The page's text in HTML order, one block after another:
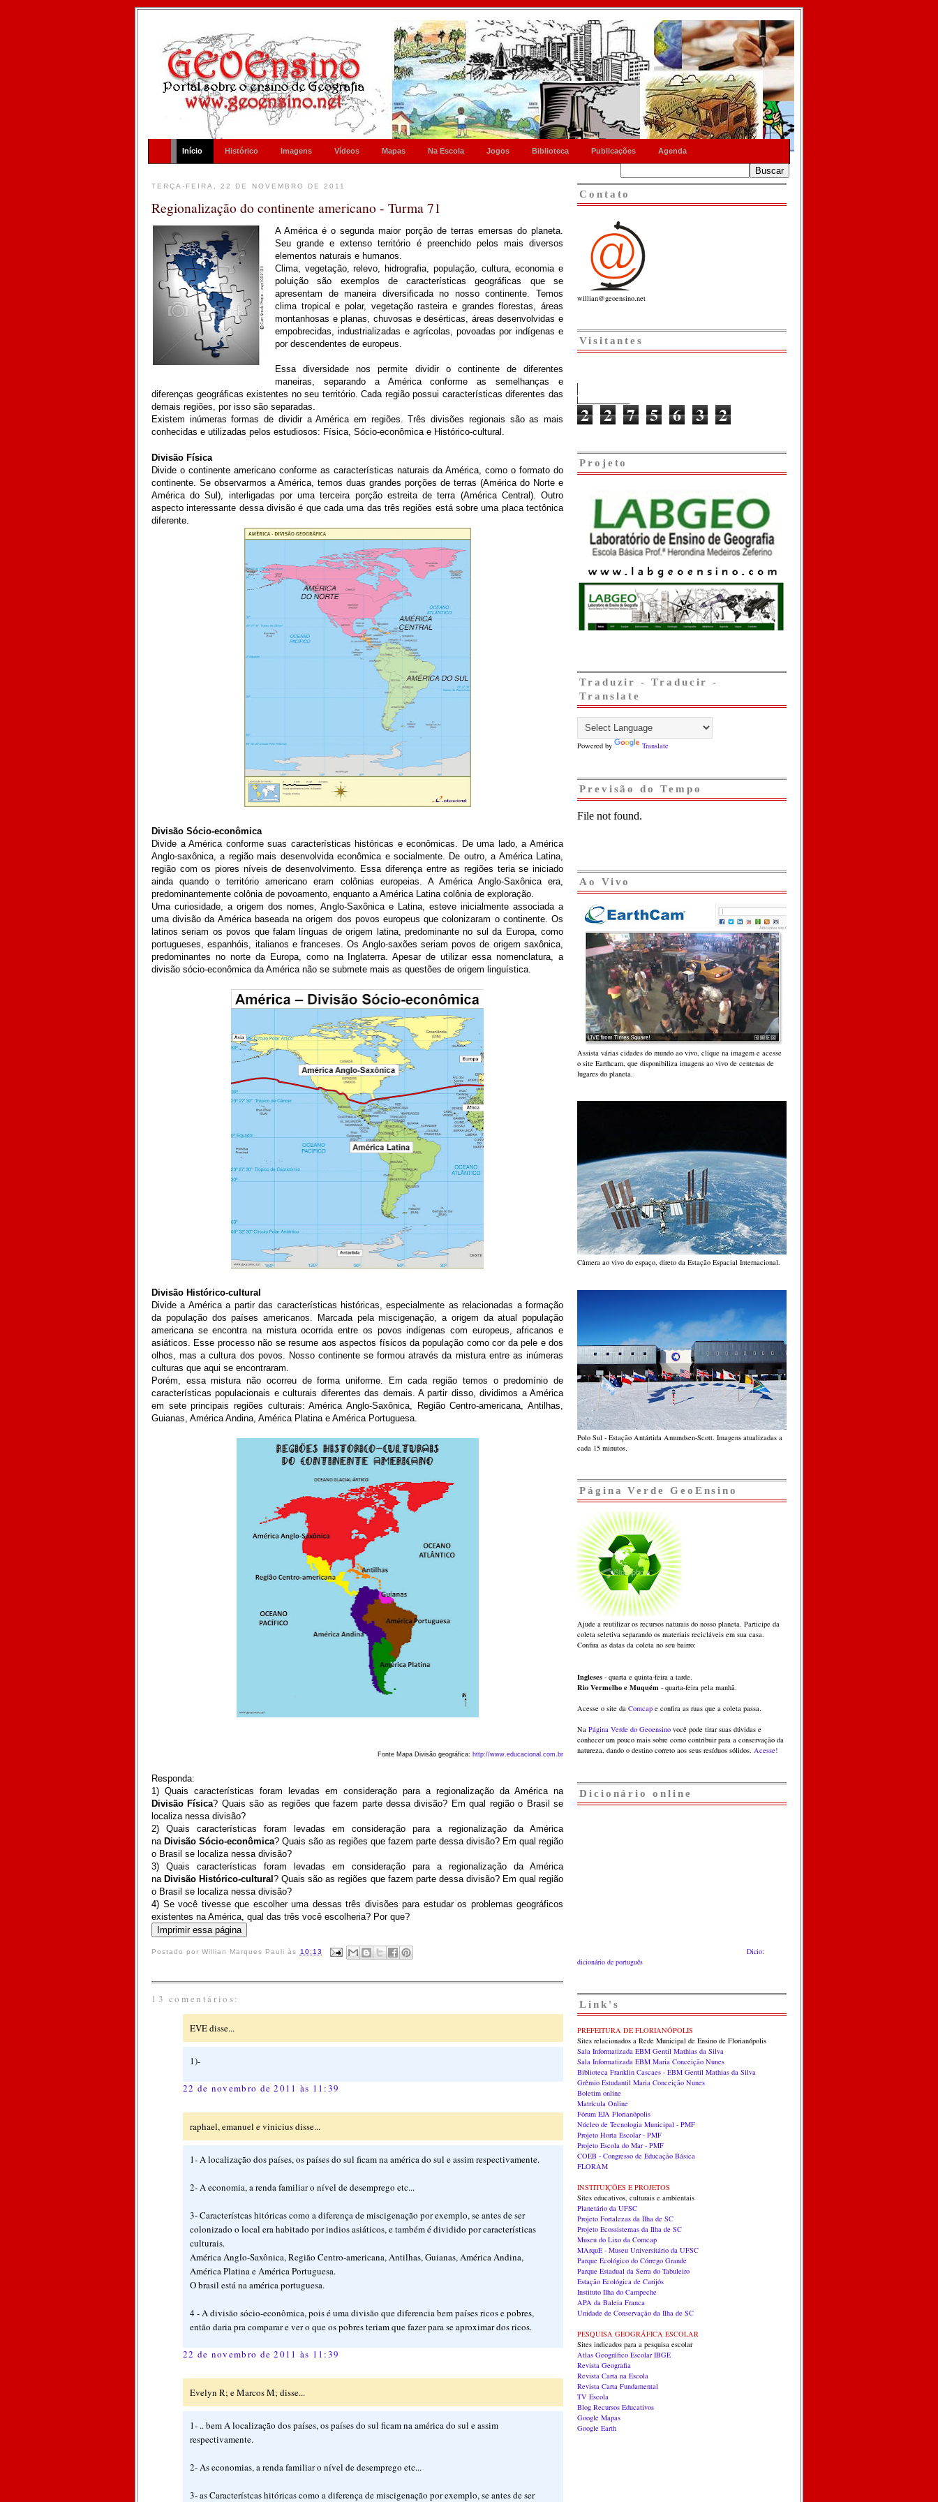
Início Histórico Imagens Vídeos Mapas Na Escola Jogos Biblioteca Publicações Agenda
TERÇA-FEIRA, 22 DE NOVEMBRO DE 2011
Regionalização do continente americano - Turma 71
A América é o segunda maior porção de terras emersas do planeta.
Seu grande e extenso território é preenchido pelos mais diversos
elementos naturais e humanos.
Clima, vegetação, relevo, hidrografia, população, cultura, economia e
poluição são exemplos de características geográficas que se
apresentam de maneira diversificada no nosso continente. Temos
clima tropical e polar, vegetação rasteira e grandes florestas, áreas
montanhosas e planas, chuvosas e desérticas, áreas desenvolvidas e
empobrecidas, industrializadas e agrícolas, povoadas por indígenas e
por descendentes de europeus.
Essa diversidade nos permite dividir o continente de diferentes
maneiras, separando a América conforme as semelhanças e
diferenças geográficas existentes no seu território. Cada região possui características diferentes das
demais regiões, por isso são separadas.
Existem inúmeras formas de dividir a América em regiões. Três divisões regionais são as mais
conhecidas e utilizadas pelos estudiosos: Física, Sócio-econômica e Histórico-cultural.
Divisão Física
Divide o continente americano conforme as características naturais da América, como o formato do
continente. Se observarmos a América, temos duas grandes porções de terras (América do Norte e
América do Sul), interligadas por uma terceira porção estreita de terra (América Central). Outro
aspecto interessante dessa divisão é que cada uma das três regiões está sobre uma placa tectônica
diferente.
Divisão Sócio-econômica
Divide a América conforme suas características históricas e econômicas. De uma lado, a América
Anglo-saxônica, a região mais desenvolvida econômica e socialmente. De outro, a América Latina,
região com os piores níveis de desenvolvimento. Essa diferença entre as regiões teria se iniciado
ainda quando o território americano eram colônias europeias. A América Anglo-Saxônica era,
predominantemente colônia de povoamento, enquanto a América Latina colônia de exploração.
Uma curiosidade, a origem dos nomes, Anglo-Saxônica e Latina, esteve inicialmente associada a
uma divisão da América baseada na origem dos povos europeus que colonizaram o continente. Os
latinos seriam os povos que falam línguas de origem latina, predominante no sul da Europa, como
portugueses, espanhóis, italianos e franceses. Os Anglo-saxões seriam povos de origem saxônica,
predominantes no norte da Europa, como na Inglaterra. Apesar de utilizar essa nomenclatura, a
divisão sócio-econômica da América não se submete mais as questões de origem linguística.
Divisão Histórico-cultural
Divide a América a partir das características históricas, especialmente as relacionadas a formação
da população dos países americanos. Marcada pela miscigenação, a origem da atual população
americana se encontra na mistura ocorrida entre os povos indígenas com europeus, africanos e
asiáticos. Esse processo não se resume aos aspectos físicos da população como cor da pele e dos
olhos, mas a cultura dos povos. Nosso continente se formou através da mistura entre as inúmeras
culturas que aqui se encontraram.
Porém, essa mistura não ocorreu de forma uniforme. Em cada região temos o predomínio de
características populacionais e culturais diferentes das demais. A partir disso, dividimos a América
em sete principais regiões culturais: América Anglo-Saxônica, Região Centro-americana, Antilhas,
Guianas, América Andina, América Platina e América Portuguesa.
Fonte Mapa Divisão geográfica: http://www.educacional.com.br
Responda:
1) Quais características foram levadas em consideração para a regionalização da América na
Divisão Física? Quais são as regiões que fazem parte dessa divisão? Em qual região o Brasil se
localiza nessa divisão?
2) Quais características foram levadas em consideração para a regionalização da América
na Divisão Sócio-econômica? Quais são as regiões que fazem parte dessa divisão? Em qual região
o Brasil se localiza nessa divisão?
3) Quais características foram levadas em consideração para a regionalização da América
naDivisão Histórico-cultural? Quais são as regiões que fazem parte dessa divisão? Em qual região
o Brasil se localiza nessa divisão?
4) Se você tivesse que escolher uma dessas três divisões para estudar os problemas geográficos
existentes na América, qual das três você escolheria? Por que?
Postado porWillian Marques Pauli às 10:13
13 comentários:
EVE disse...
1)-
22 de novembro de 2011 às 11:39
raphael, emanuel e vinicius disse...
1- A localização dos países, os países do sul ficam na américa do sul e assim respectivamente.
2- A economia, a renda familiar o nível de desemprego etc...
3- Característcas hitóricas como a diferença de miscigenação por exemplo, se antes de ser
colonizado o local era habitado por indios asiáticos, e também é dividido por características
culturais.
América Anglo-Saxônica, Região Centro-americana, Antilhas, Guianas, América Andina,
América Platina e América Portuguesa.
O brasil está na américa portuguesa.
4 - A divisão sócio-econômica, pois é uma divisão que diferencia bem países ricos e pobres,
então daria pra comparar e ver o que os pobres teriam que fazer para se aproximar dos ricos.
22 de novembro de 2011 às 11:39
Evelyn R; e Marcos M; disse...
1- .. bem A localização dos países, os países do sul ficam na américa do sul e assim
respectivamente.
2- As economias, a renda familiar o nível de desemprego etc...
3- as Característcas hitóricas como a diferença de miscigenação por exemplo, se antes de ser
Contato
willian@geoensino.net
Visitantes
2 2 7 5 6 3 2
Projeto
Traduzir - Traducir -
Translate
Powered by Translate
Previsão do Tempo
Ao Vivo
Assista várias cidades do mundo ao vivo, clique na imagem e acesse
o site Earthcam, que disponibiliza imagens ao vivo de centenas de
lugares do planeta.
Câmera ao vivo do espaço, direto da Estação Espacial Internacional.
Polo Sul - Estação Antártida Amundsen-Scott. Imagens atualizadas a
cada 15 minutos.
Página Verde GeoEnsino
Ajude a reutilizar os recursos naturais do nosso planeta. Participe da
coleta seletiva separando os materiais recicláveis em sua casa.
Confira as datas da coleta no seu bairro:
Ingleses - quarta e quinta-feira a tarde.
Rio Vermelho e Muquém - quarta-feira pela manhã.
Acesse o site da Comcap e confira as ruas que a coleta passa.
Na Página Verde do Geoensino você pode tirar suas dúvidas e
conhecer um pouco mais sobre como contribuir para a conservação da
natureza, dando o destino correto aos seus resíduos sólidos. Acesse!
Dicionário online
Dicio:
dicionário de português
Link's
PREFEITURA DE FLORIANÓPOLIS
Sites relacionados a Rede Municipal de Ensino de Florianópolis
Sala Informatizada EBM Gentil Mathias da Silva
Sala Informatizada EBM Maria Conceição Nunes
Biblioteca Franklin Cascaes - EBM Gentil Mathias da Silva
Grêmio Estudantil Maria Conceição Nunes
Boletim online
Matrícula Online
Fórum EJA Florianópolis
Núcleo de Tecnologia Municipal - PMF
Projeto Horta Escolar - PMF
Projeto Escola do Mar - PMF
COEB - Congresso de Educação Básica
FLORAM
INSTITUIÇÕES E PROJETOS
Sites educativos, culturais e ambientais
Planetário da UFSC
Projeto Fortalezas da Ilha de SC
Projeto Ecossistemas da Ilha de SC
Museu do Lixo da Comcap
MArquE - Museu Universitário da UFSC
Parque Ecológico do Córrego Grande
Parque Estadual da Serra do Tabuleiro
Estação Ecológica de Carijós
Instituto Ilha do Campeche
APA da Baleia Franca
Unidade de Conservação da Ilha de SC
PESQUISA GEOGRÁFICA ESCOLAR
Sites indicados para a pesquisa escolar
Atlas Geográfico Escolar IBGE
Revista Geografia
Revista Carta na Escola
Revista Carta Fundamental
TV Escola
Blog Recursos Educativos
Google Mapas
Google Earth